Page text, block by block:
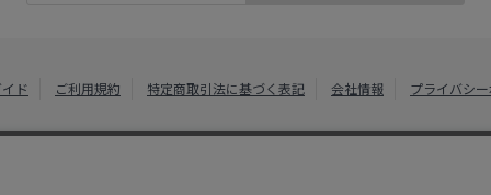
ド ご利用規約 特定商取引法に基づく表記 会社情報 プライバシ
綿半ホームエイド